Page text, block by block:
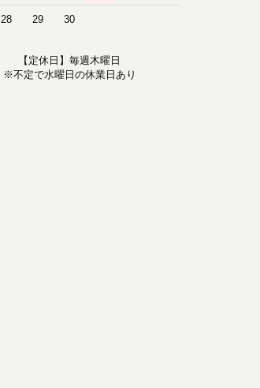
28 29 30
【定休日】毎週木曜日
※不定で水曜日の休業日あり